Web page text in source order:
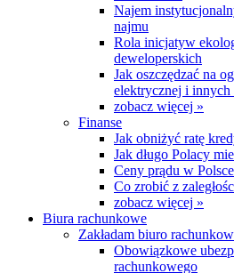
Najem
najmu
Rola inicjatyw
deweloperskich
Jak oszczędzać na
elektrycznej i innych
zobacz więcej »
Finanse
Jak obniżyć ratę
Jak długo Polacy
Ceny prądu w
Co zrobić z
zobacz więcej »
Biura rachunkowe
Zakładam biuro
Obowiązkowe
rachunkowego